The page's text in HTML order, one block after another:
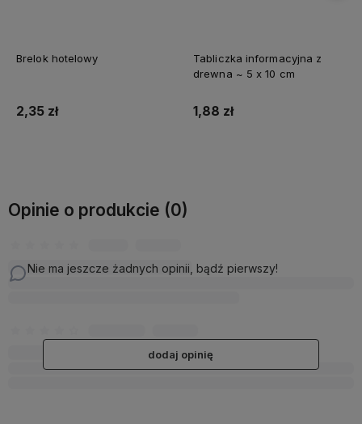
Brelok hotelowy
2,35 zł
Tabliczka informacyjna z
drewna ~ 5 x 10 cm
1,88 zł
Opinie o produkcie (0)
Nie ma jeszcze żadnych opinii, bądź pierwszy!
dodaj opinię